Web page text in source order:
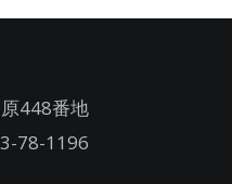
448番地
78-1196